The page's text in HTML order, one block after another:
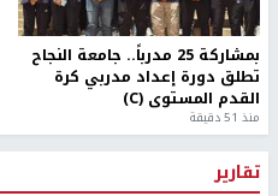
بمشاركة 25 مدرباً.. جامعة النجاح
تطلق دورة إعداد مدربي كرة
القدم المستوى (C)
منذ 51 دقيقة
تقارير